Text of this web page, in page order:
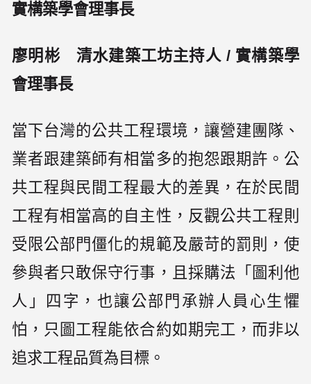
實構築學會理事長
廖明彬 清水建築工坊主持人 / 實構築學
會理事長
當下台灣的公共工程環境，讓營建團隊、
業者跟建築師有相當多的抱怨跟期許。公
共工程與民間工程最大的差異，在於民間
工程有相當高的自主性，反觀公共工程則
受限公部門僵化的規範及嚴苛的罰則，使
參與者只敢保守行事，且採購法「圖利他
人」四字，也讓公部門承辦人員心生懼
怕，只圖工程能依合約如期完工，而非以
追求工程品質為目標。